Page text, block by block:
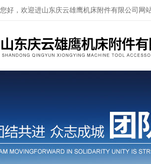
您好，欢迎进山东庆云雄鹰机床附件有限公司网站